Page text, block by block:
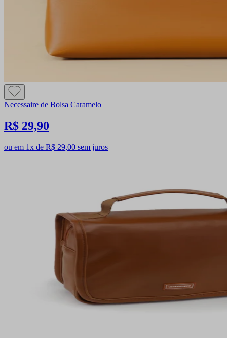
Necessaire de Bolsa Caramelo
R$ 29,90
ou em 1x de R$ 29,00 sem juros